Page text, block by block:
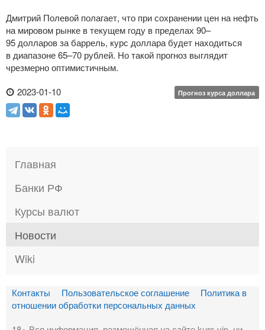
Дмитрий Полевой полагает, что при сохранении цен на нефть
на мировом рынке в текущем году в пределах 90–
95 долларов за баррель, курс доллара будет находиться
в диапазоне 65–70 рублей. Но такой прогноз выглядит
чрезмерно оптимистичным.
2023-01-10
Прогноз курса доллара
Главная
Банки РФ
Курсы валют
Новости
Wiki
Контакты Пользовательское соглашение
Политика в
отношении обработки персональных данных